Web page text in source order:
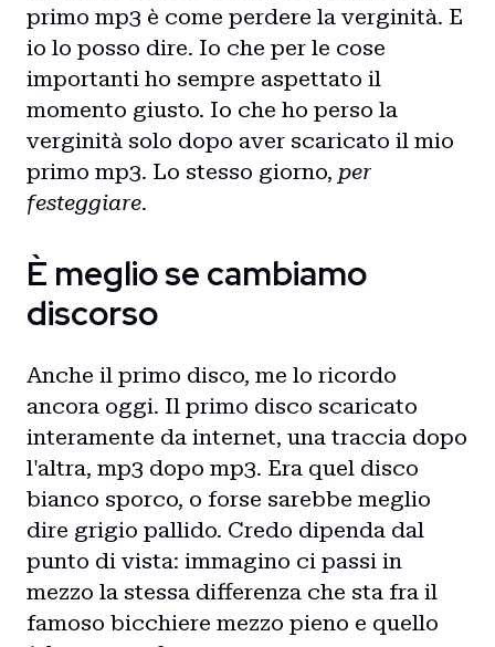
Home
primo mp3 è come perdere la verginità. E
io lo posso dire. Io che per le cose
importanti ho sempre aspettato il
momento giusto. Io che ho perso la
verginità solo dopo aver scaricato il mio
primo mp3. Lo stesso giorno, per
festeggiare.
È meglio se cambiamo
discorso
Anche il primo disco, me lo ricordo
ancora oggi. Il primo disco scaricato
interamente da internet, una traccia dopo
l'altra, mp3 dopo mp3. Era quel disco
bianco sporco, o forse sarebbe meglio
dire grigio pallido. Credo dipenda dal
punto di vista: immagino ci passi in
mezzo la stessa differenza che sta fra il
famoso bicchiere mezzo pieno e quello